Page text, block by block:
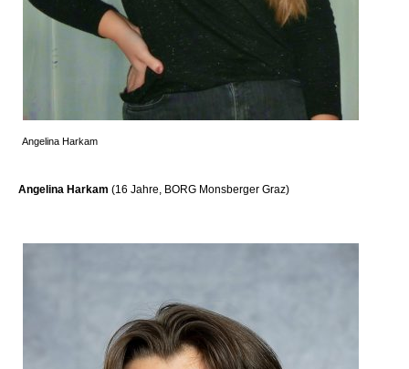
Angelina Harkam
Angelina Harkam (16 Jahre, BORG Monsberger Graz)